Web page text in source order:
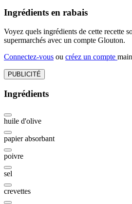
Ingrédients en rabais
Voyez quels ingrédients de cette recette
supermarchés avec un compte Glouton.
Connectez-vous ou créez un compte
PUBLICITÉ
Ingrédients
huile d'olive
papier absorbant
poivre
sel
crevettes